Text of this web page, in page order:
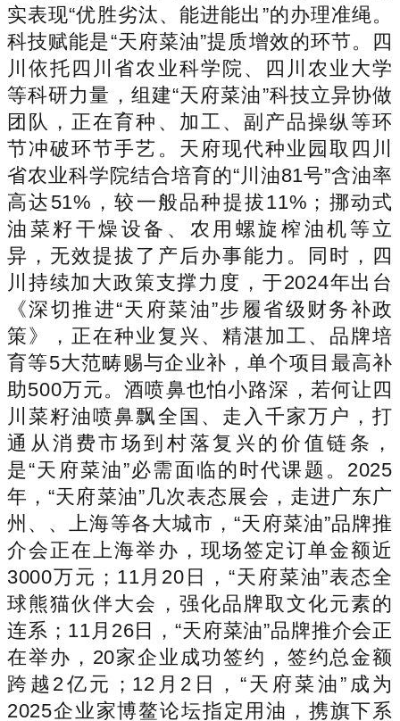
实表现“优胜劣汰、能进能出”的办理准绳。
科技赋能是“天府菜油”提质增效的环节。四
川依托四川省农业科学院、四川农业大学
等科研力量，组建“天府菜油”科技立异协做
团队，正在育种、加工、副产品操纵等环
节冲破环节手艺。天府现代种业园取四川
省农业科学院结合培育的“川油81号”含油率
高达51%，较一般品种提拔11%；挪动式
油菜籽干燥设备、农用螺旋榨油机等立
异，无效提拔了产后办事能力。同时，四
川持续加大政策支撑力度，于2024年出台
《深切推进“天府菜油”步履省级财务补政
策》，正在种业复兴、精湛加工、品牌培
育等5大范畴赐与企业补，单个项目最高补
助500万元。酒喷鼻也怕小路深，若何让四
川菜籽油喷鼻飘全国、走入千家万户，打
通从消费市场到村落复兴的价值链条，
是“天府菜油”必需面临的时代课题。2025
年，“天府菜油”几次表态展会，走进广东广
州、、上海等各大城市，“天府菜油”品牌推
介会正在上海举办，现场签定订单金额近
3000万元；11月20日，“天府菜油”表态全
球熊猫伙伴大会，强化品牌取文化元素的
连系；11月26日，“天府菜油”品牌推介会正
在举办，20家企业成功签约，签约总金额
跨越2亿元；12月2日，“天府菜油”成为
2025企业家博鳌论坛指定用油，携旗下系